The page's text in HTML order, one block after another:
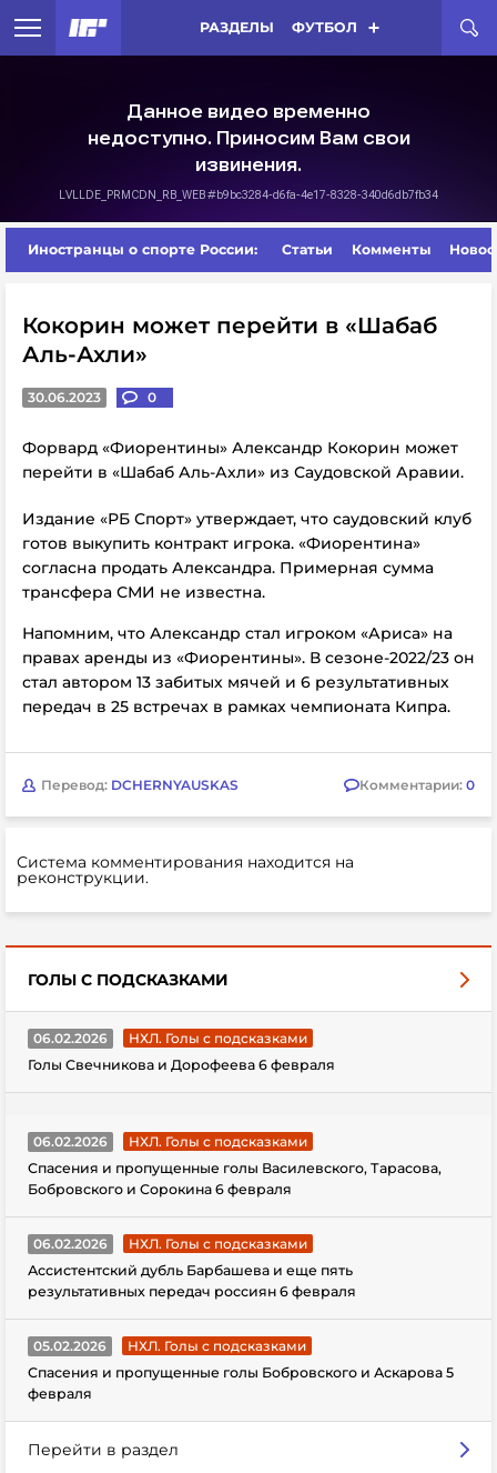
РАЗДЕЛЫ ФУТБОЛ
Иностранцы о спорте России: Статьи Комменты
Кокорин может перейти в «Шабаб
Аль-Ахли»
30.06.2023 0
Форвард «Фиорентины» Александр Кокорин может
перейти в «Шабаб Аль-Ахли» из Саудовской Аравии.
Издание «РБ Спорт» утверждает, что саудовский клуб
готов выкупить контракт игрока. «Фиорентина»
согласна продать Александра. Примерная сумма
трансфера СМИ не известна.
Напомним, что Александр стал игроком «Ариса» на
правах аренды из «Фиорентины». В сезоне-2022/23 он
стал автором 13 забитых мячей и 6 результативных
передач в 25 встречах в рамках чемпионата Кипра.
Перевод: DCHERNYAUSKAS Комментарии: 0
Система комментирования находится на
реконструкции.
ГОЛЫ С ПОДСКАЗКАМИ
06.02.2026
НХЛ. Голы с подсказками
Голы Свечникова и Дорофеева 6 февраля
06.02.2026
НХЛ. Голы с подсказками
Спасения и пропущенные голы Василевского, Тарасова,
Бобровского и Сорокина 6 февраля
06.02.2026
НХЛ. Голы с подсказками
Ассистентский дубль Барбашева и еще пять
результативных передач россиян 6 февраля
05.02.2026
НХЛ. Голы с подсказками
Спасения и пропущенные голы Бобровского и Аскарова 5
февраля
Перейти в раздел